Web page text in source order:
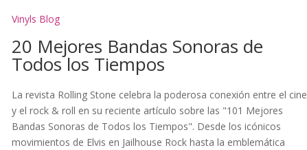
Vinyls Blog
20 Mejores Bandas Sonoras de
Todos los Tiempos
La revista Rolling Stone celebra la poderosa conexión entre el cine
y el rock & roll en su reciente artículo sobre las "101 Mejores
Bandas Sonoras de Todos los Tiempos". Desde los icónicos
movimientos de Elvis en Jailhouse Rock hasta la emblemática